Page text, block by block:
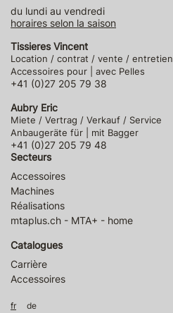
du lundi au vendredi
horaires selon la saison
Tissieres Vincent
Location / contrat / vente / entretien
Accessoires pour | avec Pelles
+41 (0)27 205 79 38
Aubry Eric
Miete / Vertrag / Verkauf / Service
Anbaugeräte für | mit Bagger
+41 (0)27 205 79 48
Secteurs
Accessoires
Machines
Réalisations
mtaplus.ch - MTA+ - home
Catalogues
Carrière
Accessoires
fr de